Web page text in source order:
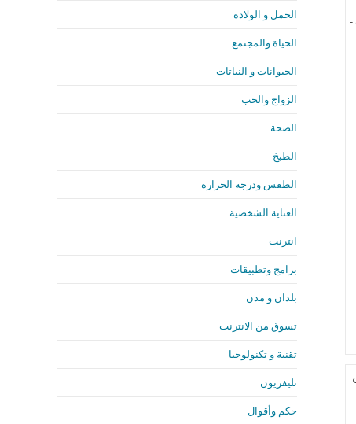
الحمل و الولادة
الحياة والمجتمع
الحيوانات و النباتات
الزواج والحب
الصحة
الطبخ
الطقس ودرجة الحرارة
العناية الشخصية
انترنت
برامج وتطبيقات
بلدان و مدن
تسوق من الانترنت
تقنية و تكنولوجيا
تليفزيون
حكم وأقوال